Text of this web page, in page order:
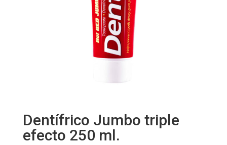
Dentífrico Jumbo triple
efecto 250 ml.